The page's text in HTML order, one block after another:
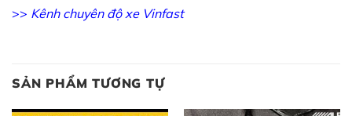
>> Kênh chuyên độ xe Vinfast
SẢN PHẨM TƯƠNG TỰ